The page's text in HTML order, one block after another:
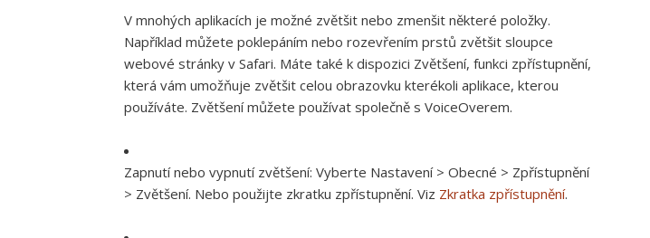
V mnohých aplikacích je možné zvětšit nebo zmenšit některé položky.
Například můžete poklepáním nebo rozevřením prstů zvětšit sloupce
webové stránky v Safari. Máte také k dispozici Zvětšení, funkci zpřístupnění,
která vám umožňuje zvětšit celou obrazovku kterékoli aplikace, kterou
používáte. Zvětšení můžete používat společně s VoiceOverem.
Zapnutí nebo vypnutí zvětšení: Vyberte Nastavení > Obecné > Zpřístupnění
> Zvětšení. Nebo použijte zkratku zpřístupnění. Viz Zkratka zpřístupnění.